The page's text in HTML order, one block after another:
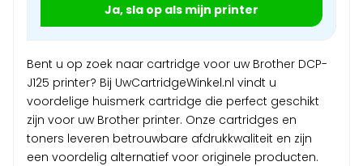
Ja, sla op als mijn printer
Bent u op zoek naar cartridge voor uw Brother DCP-
J125 printer? Bij UwCartridgeWinkel.nl vindt u
voordelige huismerk cartridge die perfect geschikt
zijn voor uw Brother printer. Onze cartridges en
toners leveren betrouwbare afdrukkwaliteit en zijn
een voordelig alternatief voor originele producten.